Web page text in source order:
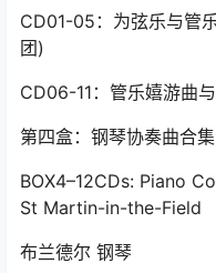
CD01-05：为弦乐与管
团)
CD06-11：管乐嬉游曲
第四盒：钢琴协奏曲合
BOX4–12CDs: Piano
St Martin-in-the-Field
布兰德尔 钢琴